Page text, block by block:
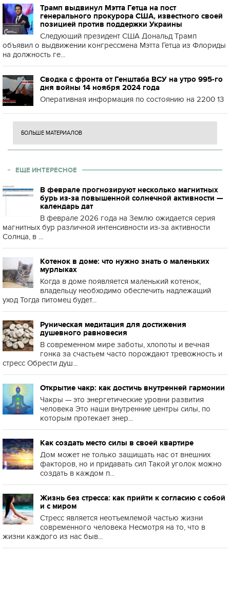
Трамп выдвинул Мэтта Гетца на пост
генерального прокурора США, известного своей
позицией против поддержки Украины
Следующий президент США Дональд Трамп
объявил о выдвижении конгрессмена Мэтта Гетца из Флориды
на должность ге...
Сводка с фронта от Генштаба ВСУ на утро 995-го
дня войны 14 ноября 2024 года
Оперативная информация по состоянию на 2200 13
БОЛЬШЕ МАТЕРИАЛОВ
ЕЩЕ ИНТЕРЕСНОЕ
В феврале прогнозируют несколько магнитных
бурь из-за повышенной солнечной активности —
календарь дат
В феврале 2026 года на Землю ожидается серия
магнитных бур различной интенсивности из-за активности
Солнца, в ...
Котенок в доме: что нужно знать о маленьких
мурлыках
Когда в доме появляется маленький котенок,
владельцу необходимо обеспечить надлежащий
уход Тогда питомец будет...
Руническая медитация для достижения
душевного равновесия
В современном мире заботы, хлопоты и вечная
гонка за счастьем часто порождают тревожность и
стресс Обрести душ...
Открытие чакр: как достичь внутренней гармонии
Чакры — это энергетические уровни развития
человека Это наши внутренние центры силы, по
которым протекает энер...
Как создать место силы в своей квартире
Дом может не только защищать нас от внешних
факторов, но и придавать сил Такой уголок можно
создать в каждом п...
Жизнь без стресса: как прийти к согласию с собой
и с миром
Стресс является неотъемлемой частью жизни
современного человека Несмотря на то, что в
жизни каждого из нас быв...